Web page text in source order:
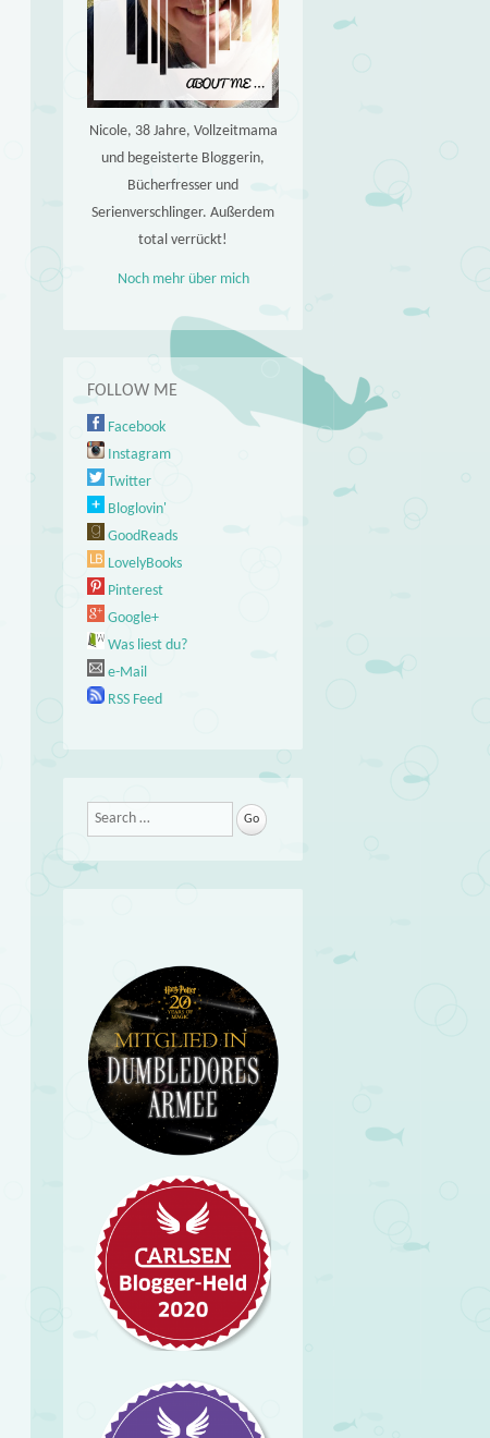
Nicole, 38 Jahre, Vollzeitmama
und begeisterte Bloggerin,
Bücherfresser und
Serienverschlinger. Außerdem
total verrückt!
Noch mehr über mich
FOLLOW ME
Facebook
Instagram
Twitter
Bloglovin'
GoodReads
LovelyBooks
Pinterest
Google+
Was liest du?
e-Mail
RSS Feed
Search